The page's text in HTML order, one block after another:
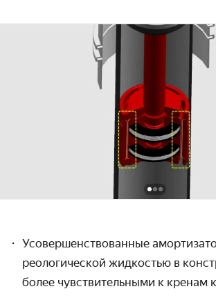
Усовершенствованные
реологической жидкостью в
более чувстви­тель­ными к кренам